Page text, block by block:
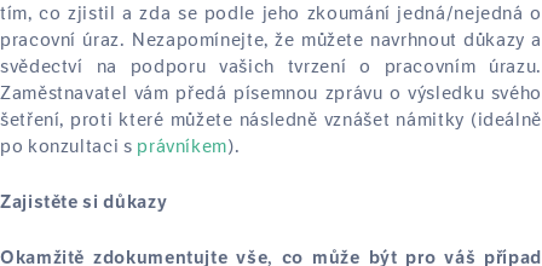
tím, co zjistil a zda se podle jeho zkoumání jedná/nejedná o
pracovní úraz. Nezapomínejte, že můžete navrhnout důkazy a
svědectví na podporu vašich tvrzení o pracovním úrazu.
Zaměstnavatel vám předá písemnou zprávu o výsledku svého
šetření, proti které můžete následně vznášet námitky (ideálně
po konzultaci s právníkem).
Zajistěte si důkazy
Okamžitě zdokumentujte vše, co může být pro váš případ